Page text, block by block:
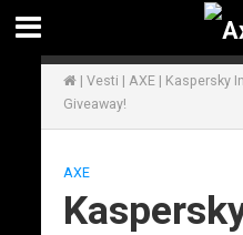
| Vesti | AXE| Kaspersky
Giveaway!
AXE